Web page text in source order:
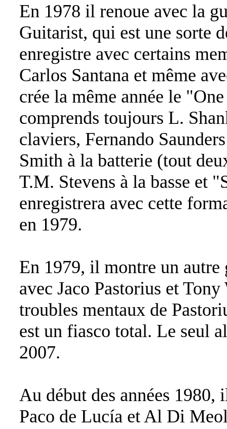
En 1978 il renoue avec la
Guitarist, qui est une sorte
enregistre avec certains
Carlos Santana et même
crée la même année le
comprends toujours L.
claviers, Fernando
Smith à la batterie (tout
T.M. Stevens à la basse et
enregistrera avec cette
en 1979.
En 1979, il montre un
avec Jaco Pastorius et
troubles mentaux de
est un fiasco total. Le seul
2007.
Au début des années
Paco de Lucía et Al Di